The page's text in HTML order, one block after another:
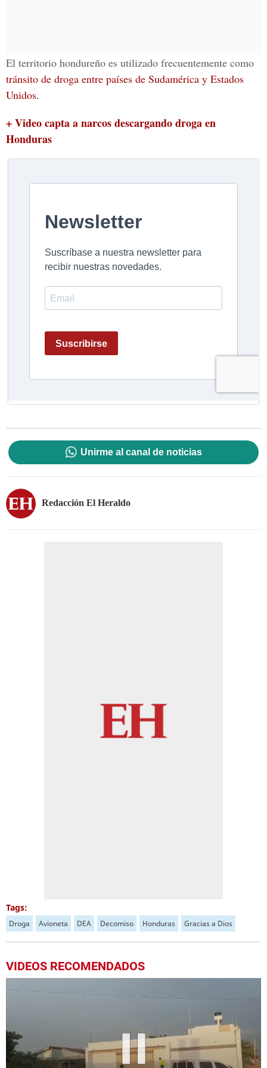
El territorio hondureño es utilizado frecuentemente como
tránsito de droga entre países de Sudamérica y Estados
Unidos.
+ Video capta a narcos descargando droga en
Honduras
Unirme al canal de noticias
Redacción El Heraldo
Tags:
Droga Avioneta DEA Decomiso Honduras Gracias a Dios
VIDEOS RECOMENDADOS